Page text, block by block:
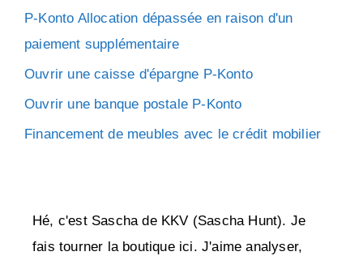
P-Konto Allocation dépassée en raison d'un
paiement supplémentaire
Ouvrir une caisse d'épargne P-Konto
Ouvrir une banque postale P-Konto
Financement de meubles avec le crédit mobilier
Hé, c'est Sascha de KKV (Sascha Hunt). Je
fais tourner la boutique ici. J'aime analyser,